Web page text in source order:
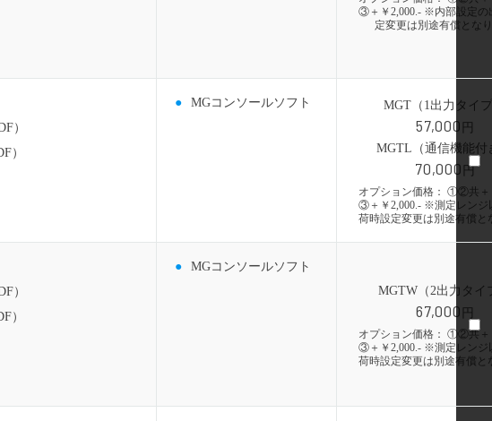
③＋￥2,000.- ※内部設定の
定変更は別途有償とな
）
）
MGコンソールソフト MGT（1出力タイ
57,000 円
MGTL（通信機能付
70,000 円
オプション価格： ①②共＋
③＋￥2,000.- ※測定レンジ
荷時設定変更は別途有償と
）
）
MGコンソールソフト
MGTW（2出力タイ
67,000 円
オプション価格： ①②共＋
③＋￥2,000.- ※測定レンジ
荷時設定変更は別途有償と